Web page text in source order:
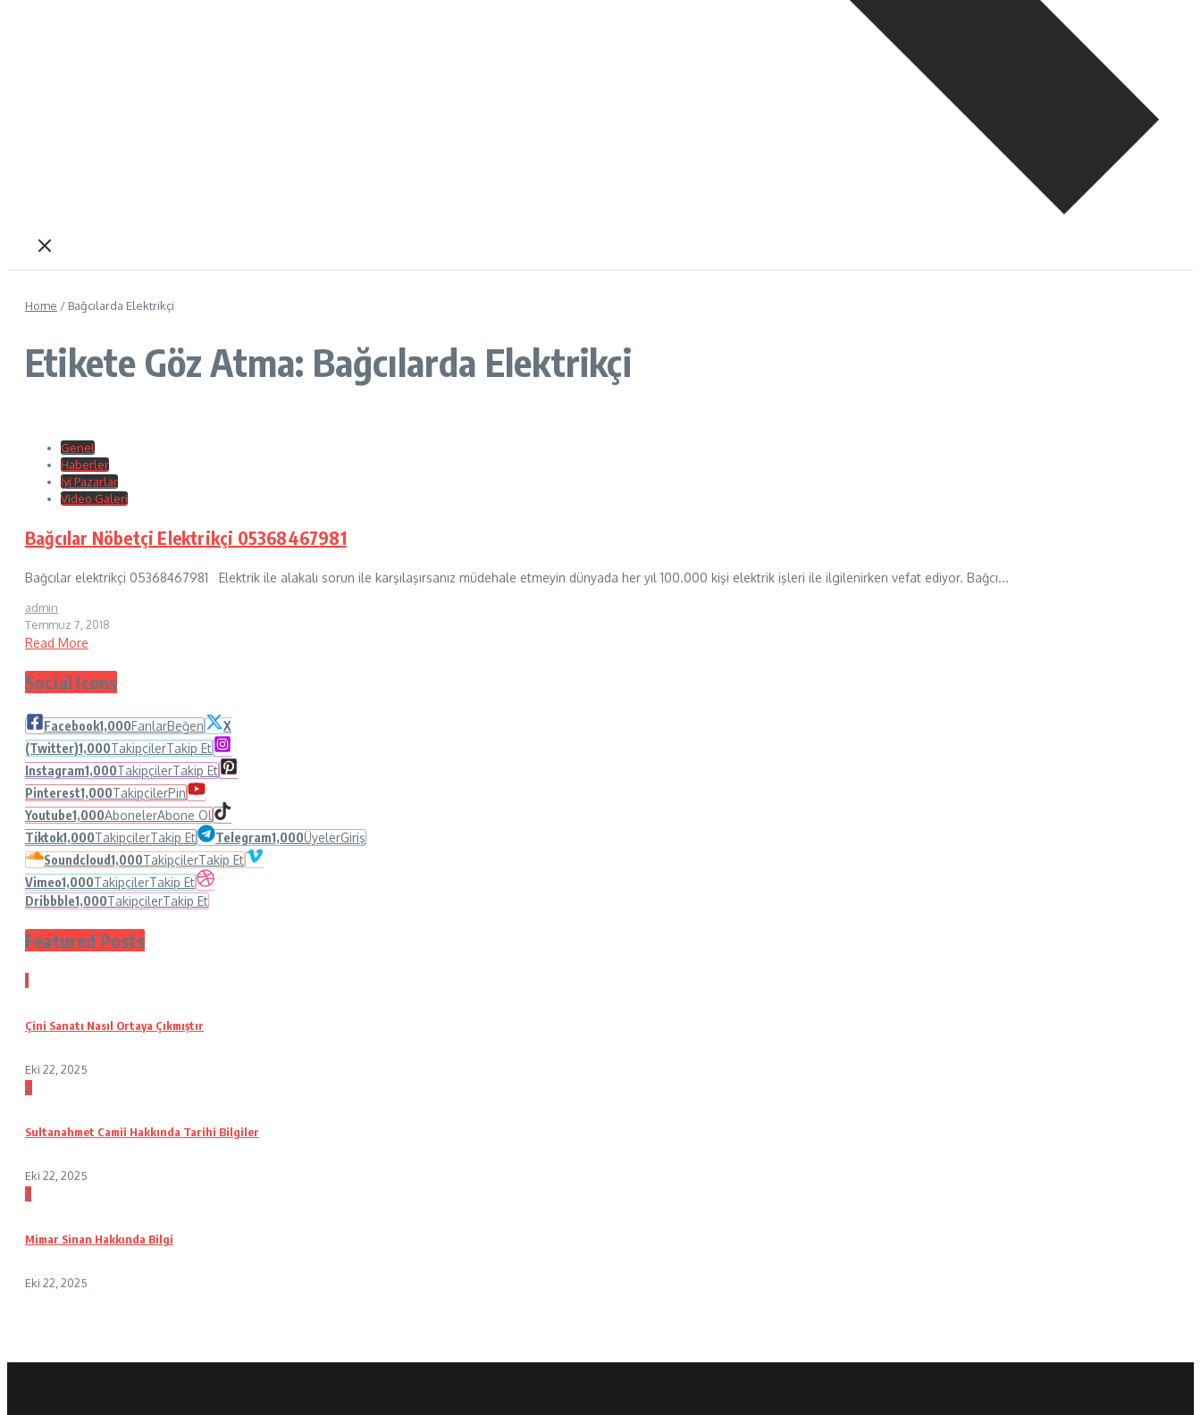
Home / Bağcılarda Elektrikçi
Etikete Göz Atma: Bağcılarda Elektrikçi
Genel
Haberler
İyi Pazarlar
Video Galeri
Bağcılar Nöbetçi Elektrikçi 05368467981
Bağcılar elektrikçi 05368467981 Elektrik ile alakalı sorun ile karşılaşırsanız müdehale etmeyin dünyada her yıl 100.000 kişi elektrik işleri ile ilgilenirken vefat ediyor. Bağcı...
admin
Temmuz 7, 2018
Read More
Social Icons
Facebook1,000FanlarBeğen
X
(Twitter)1,000TakipçilerTakip Et
Instagram1,000TakipçilerTakip Et
Pinterest1,000TakipçilerPin
Youtube1,000AbonelerAbone Ol
Tiktok1,000TakipçilerTakip Et Telegram1,000ÜyelerGiriş
Soundcloud1,000TakipçilerTakip Et
Vimeo1,000TakipçilerTakip Et
Dribbble1,000TakipçilerTakip Et
Featured Posts
1
Çini Sanatı Nasıl Ortaya Çıkmıştır
Eki 22, 2025
2
Sultanahmet Camii Hakkında Tarihi Bilgiler
Eki 22, 2025
3
Mimar Sinan Hakkında Bilgi
Eki 22, 2025